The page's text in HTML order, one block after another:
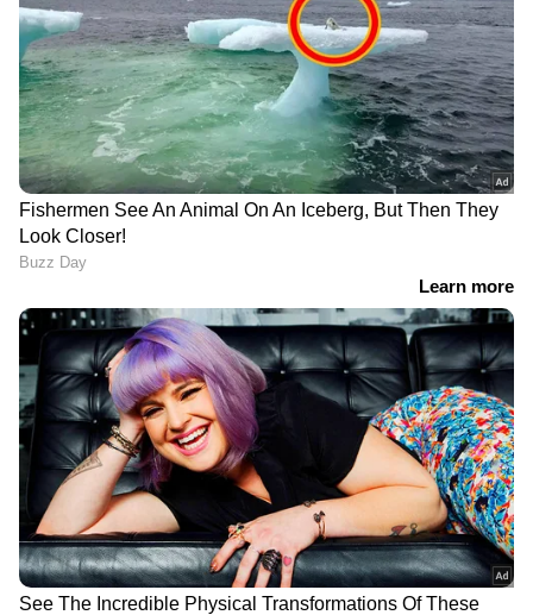
മുമ്പത്തെപ്പോലെ, പുതിയ ഹീറോ സ്‌പ്ലെൻഡർ
പ്ലസ് Xtec 2.0 ലും കമ്പനി 100 സിസി
ശേഷിയുള്ള സിംഗിൾ സിലിണ്ടർ എഞ്ചിൻ
നൽകിയിട്ടുണ്ട്. ഇത് 7.9 ബിഎച്ച്പി കരുത്തും
8.05 എൻഎം ടോർക്കും സൃഷ്ടിക്കുന്നു. ഇത്
ഐഡിയൽ സ്റ്റാർട്ട്/സ്റ്റോക്ക് സിസ്റ്റം (i3S)
കൊണ്ട് സജ്ജീകരിച്ചിരിക്കുന്നു. ഇത്
ബൈക്കിൻ്റെ മൈലേജ് വർദ്ധിപ്പിക്കാൻ
പ്രവർത്തനച്ചെലവ് കുറവാണെന്നതിന് പുറമെ
ഇതിൻ്റെ മെയിൻ്റനൻസും വളരെ
എളുപ്പമാണെന്ന് കമ്പനി അവകാശപ്പെടുന്നു.
ഈ ബൈക്ക് ലിറ്ററിന് 73 കിലോമീറ്റർ വരെ
മൈലേജ് നൽകുമെന്ന് കമ്പനി
അവകാശപ്പെടുന്നു.